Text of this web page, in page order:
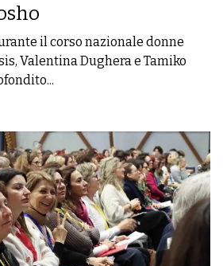
il corso nazionale donne
Valentina Dughera e Tamiko